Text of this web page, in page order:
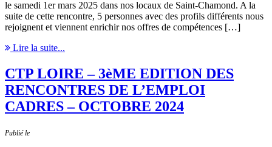
le samedi 1er mars 2025 dans nos locaux de Saint-Chamond. A la
suite de cette rencontre, 5 personnes avec des profils différents nous
rejoignent et viennent enrichir nos offres de compétences […]
Lire la suite...
CTP LOIRE – 3èME EDITION DES
RENCONTRES DE L’EMPLOI
CADRES – OCTOBRE 2024
Publié le